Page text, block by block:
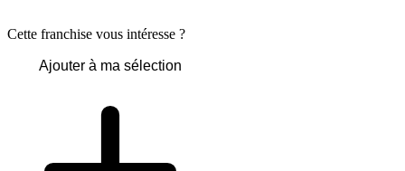
Cette franchise vous intéresse ?
Ajouter à ma sélection